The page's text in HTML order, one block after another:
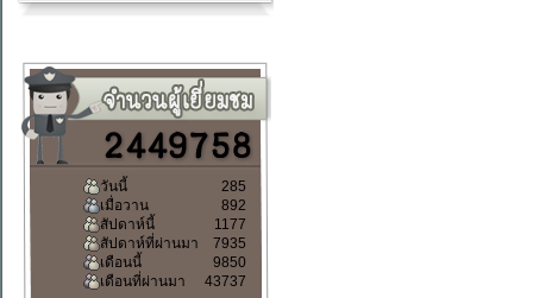
วันนี้
285
เมื่อวาน
892
สัปดาห์นี้
1177
สัปดาห์ที่ผ่านมา
7935
เดือนนี้
9850
เดือนที่ผ่านมา
43737